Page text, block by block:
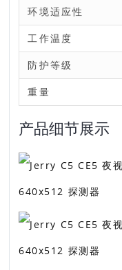
环境适应性
工作温度
防护等级
重量
产品细节展示